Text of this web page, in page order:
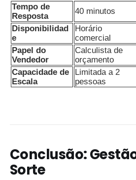
Tempo de
Resposta
40 minutos
Disponibilidad
e
Horário
comercial
Papel do
Vendedor
Calculista de
orçamento
Capacidade de
Escala
Limitada a 2
pessoas
Conclusão:
Sorte